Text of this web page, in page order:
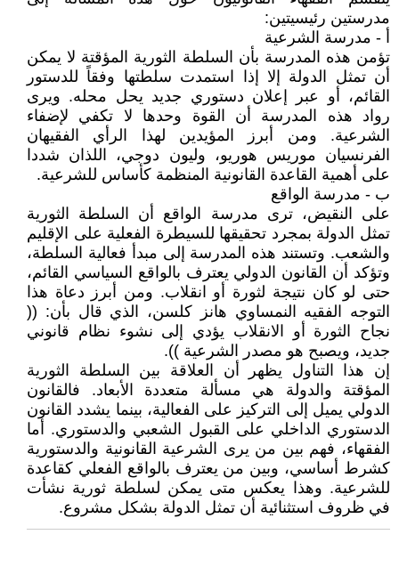
مدرستين رئيسيتين:
أ - مدرسة الشرعية
تؤمن هذه المدرسة بأن السلطة الثورية المؤقتة لا يمكن
أن تمثل الدولة إلا إذا استمدت سلطتها وفقاً للدستور
القائم، أو عبر إعلان دستوري جديد يحل محله. ويرى
رواد هذه المدرسة أن القوة وحدها لا تكفي لإضفاء
الشرعية. ومن أبرز المؤيدين لهذا الرأي الفقيهان
الفرنسيان موريس هوريو، وليون دوجي، اللذان شددا
على أهمية القاعدة القانونية المنظمة كأساس للشرعية.
ب - مدرسة الواقع
على النقيض، ترى مدرسة الواقع أن السلطة الثورية
تمثل الدولة بمجرد تحقيقها للسيطرة الفعلية على الإقليم
والشعب. وتستند هذه المدرسة إلى مبدأ فعالية السلطة،
وتؤكد أن القانون الدولي يعترف بالواقع السياسي القائم،
حتى لو كان نتيجة لثورة أو انقلاب. ومن أبرز دعاة هذا
التوجه الفقيه النمساوي هانز كلسن، الذي قال بأن: ((
نجاح الثورة أو الانقلاب يؤدي إلى نشوء نظام قانوني
جديد، ويصبح هو مصدر الشرعية )).
إن هذا التناول يظهر أن العلاقة بين السلطة الثورية
المؤقتة والدولة هي مسألة متعددة الأبعاد. فالقانون
الدولي يميل إلى التركيز على الفعالية، بينما يشدد القانون
الدستوري الداخلي على القبول الشعبي والدستوري. أما
الفقهاء، فهم بين من يرى الشرعية القانونية والدستورية
كشرط أساسي، وبين من يعترف بالواقع الفعلي كقاعدة
للشرعية. وهذا يعكس متى يمكن لسلطة ثورية نشأت
في ظروف استثنائية أن تمثل الدولة بشكل مشروع.